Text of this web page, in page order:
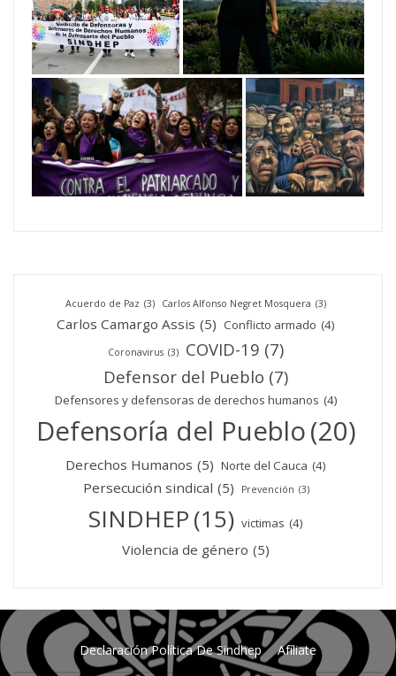
Acuerdo de Paz (3) Carlos Alfonso Negret Mosquera (3)
Carlos Camargo Assis (5) Conflicto armado (4)
Coronavirus (3) COVID-19 (7)
Defensor del Pueblo (7)
Defensores y defensoras de derechos humanos (4)
Defensoría del Pueblo(20)
Derechos Humanos (5) Norte del Cauca (4)
Persecución sindical (5) Prevención (3)
SINDHEP(15) victimas (4)
Violencia de género (5)
Declaración Política De Sindhep Afíliate